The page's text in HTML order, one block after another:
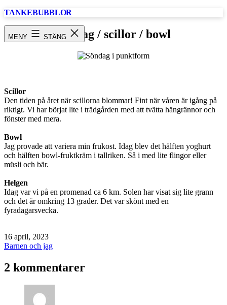
Hoppa
TANKEBUBBLOR
MENY STÄNGSöndag / scillor / bowl
Scillor
Den tiden på året när scillorna blommar! Fint när våren är igång på
riktigt. Vi har börjat lite i trädgården med att tvätta hängrännor och
fönster med mera.
Bowl
Jag provade att variera min frukost. Idag blev det hälften yoghurt
och hälften bowl-fruktkräm i tallriken. Så i med lite flingor eller
müsli och bär.
Helgen
Idag var vi på en promenad ca 6 km. Solen har visat sig lite grann
och det är omkring 13 grader. Det var skönt med en
fyradagarsvecka.
Publicerat
den
16 april, 2023
Kategoriserat
Barnen och jag
2 kommentarer